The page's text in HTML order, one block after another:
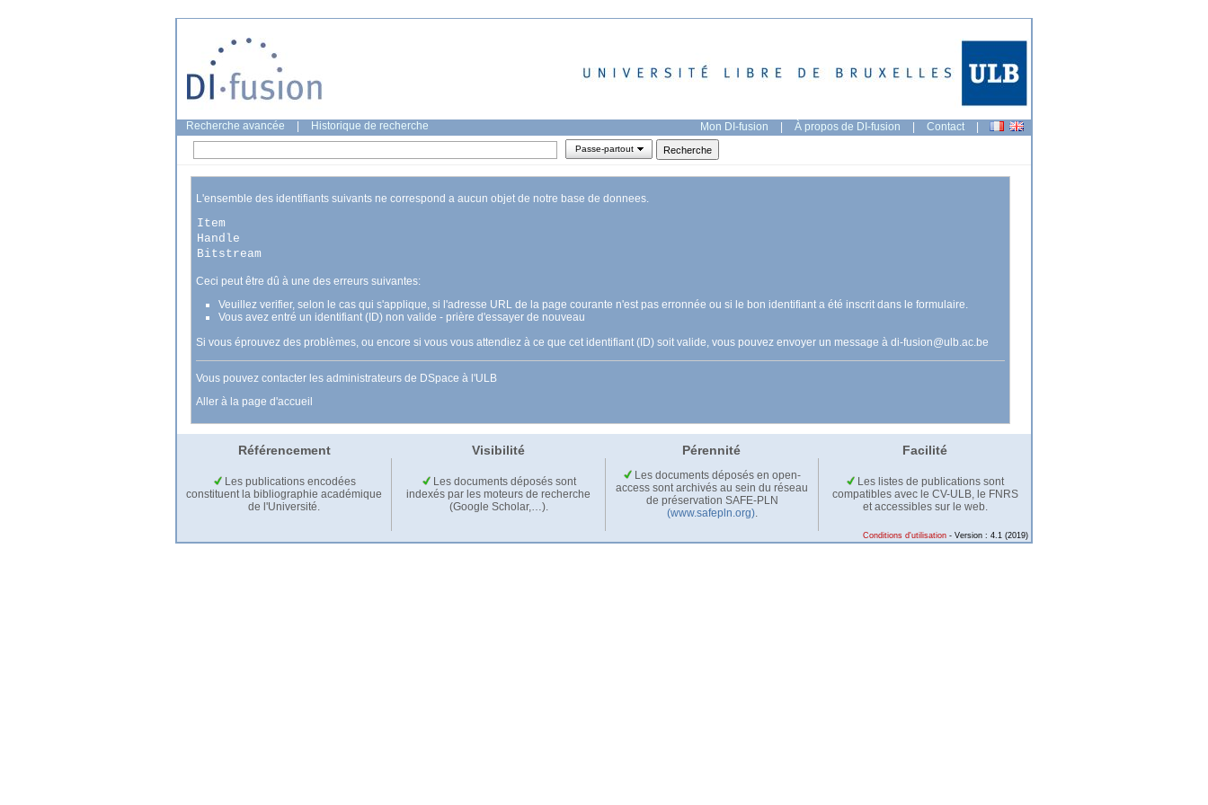
Recherche avancée Historique de recherche Mon DI-fusion | À propos de DI-fusion | Contact |
Passe-partout
L'ensemble des identifiants suivants ne correspond a aucun objet de notre base de donnees.
Item
Handle
Bitstream
Ceci peut être dû à une des erreurs suivantes:
Veuillez verifier, selon le cas qui s'applique, si l'adresse URL de la page courante n'est pas erronnée ou si le bon identifiant a été inscrit dans le formulaire.
Vous avez entré un identifiant (ID) non valide - prière d'essayer de nouveau
Si vous éprouvez des problèmes, ou encore si vous vous attendiez à ce que cet identifiant (ID) soit valide, vous pouvez envoyer un message à di-fusion@ulb.ac.be
Vous pouvez contacter les administrateurs de DSpace à l'ULB
Aller à la page d'accueil
Référencement Visibilité Pérennité Facilité
Les publications encodées
constituent la bibliographie académique
de l'Université.
Les documents déposés sont
indexés par les moteurs de recherche
(Google Scholar,…).
Les documents déposés en open-
access sont archivés au sein du réseau
de préservation SAFE-PLN
(www.safepln.org).
Les listes de publications sont
compatibles avec le CV-ULB, le FNRS
et accessibles sur le web.
Conditions d'utilisation - Version : 4.1 (2019)